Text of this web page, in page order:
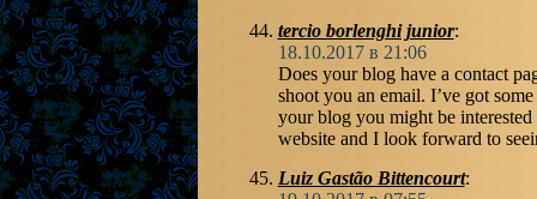
tercio borlenghi junior:
18.10.2017 в 21:06
Does your blog have a contact
shoot you an email. I’ve got
your blog you might be
website and I look forward to
Luiz Gastão Bittencourt: